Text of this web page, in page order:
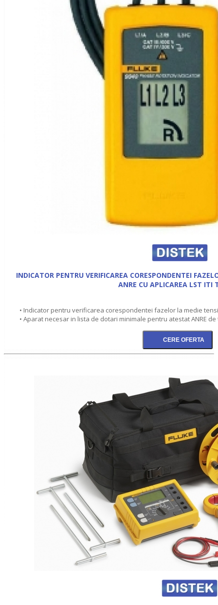
INDICATOR PENTRU VERIFICAREA CORESPONDENTEI
ANRE CU APLICAREA LST ITI
• Indicator pentru verificarea corespondentei fazelor la medie
• Aparat necesar in lista de dotari minimale pentru atestat ANRE de